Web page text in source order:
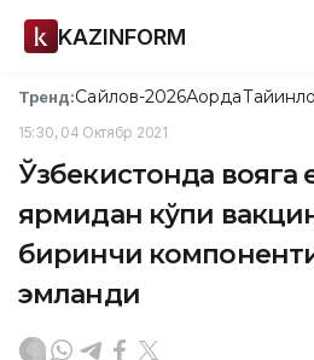
KAZINFORM
Тренд:Сайлов-2026Ақорда
15:30, 04 Октябр 2021
Ўзбекистонда вояга
ярмидан кўпи
биринчи
эмланди